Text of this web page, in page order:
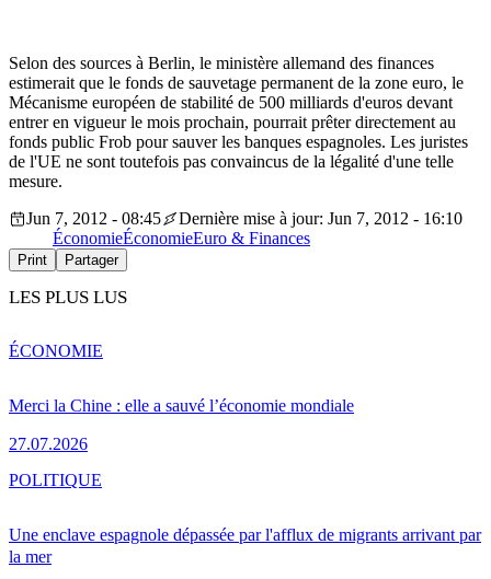
Selon des sources à Berlin, le ministère allemand des finances
estimerait que le fonds de sauvetage permanent de la zone euro, le
Mécanisme européen de stabilité de 500 milliards d'euros devant
entrer en vigueur le mois prochain, pourrait prêter directement au
fonds public Frob pour sauver les banques espagnoles. Les juristes
de l'UE ne sont toutefois pas convaincus de la légalité d'une telle
mesure.
Jun 7, 2012 - 08:45
Dernière mise à jour: Jun 7, 2012 - 16:10
ÉconomieÉconomieEuro & Finances
Print Partager
LES PLUS LUS
Merci la Chine : elle a sauvé l’économie mondiale
27.07.2026
ÉCONOMIE
Une enclave espagnole dépassée par l'afflux de migrants arrivant par
la mer
POLITIQUE